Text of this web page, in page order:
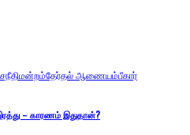
தேர்தல் ஆணையம்பீகார்
– காரணம் இதுதான்?